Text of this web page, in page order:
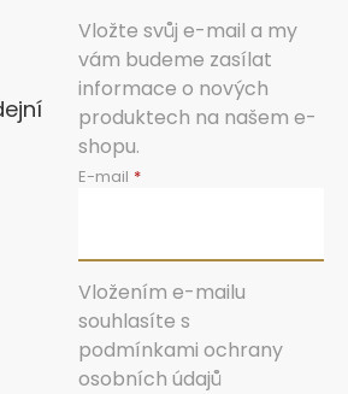
Vložte svůj e-mail a my
vám budeme zasílat
informace o nových
produktech na našem e-
shopu.
E-mail
Vložením e-mailu
souhlasíte s
podmínkami ochrany
osobních údajů